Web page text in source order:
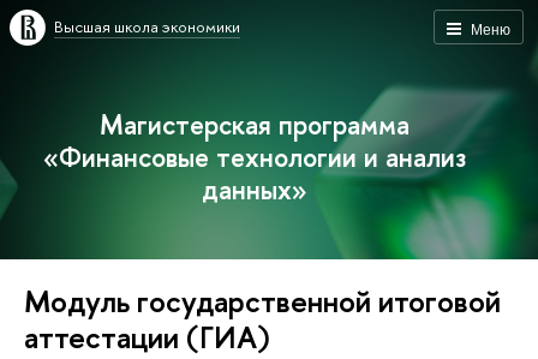
Меню
Высшая школа экономики
Магистерская программа
«Финансовые технологии и анализ
данных»
Модуль государственной итоговой
аттестации (ГИА)